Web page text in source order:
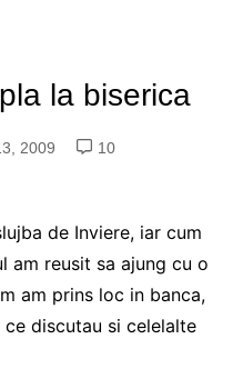
la biserica
2009
10
de Inviere, iar cum
am reusit sa ajung cu o
am prins loc in banca,
discutau si celelalte